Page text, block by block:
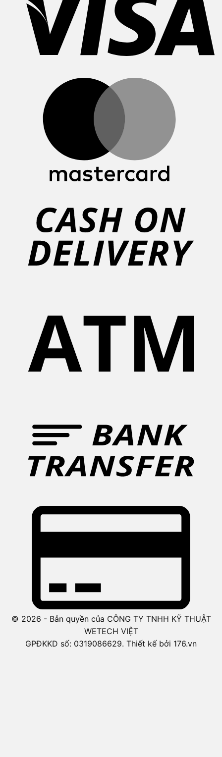
© 2026 - Bản quyền của CÔNG TY TNHH KỸ THUẬT
WETECH VIỆT
GPĐKKD số: 0319086629. Thiết kế bởi 176.vn